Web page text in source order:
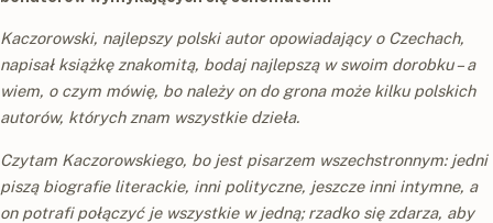
Kaczorowski, najlepszy polski autor opowiadający o Czechach,
napisał książkę znakomitą, bodaj najlepszą w swoim dorobku – a
wiem, o czym mówię, bo należy on do grona może kilku polskich
autorów, których znam wszystkie dzieła.
Czytam Kaczorowskiego, bo jest pisarzem wszechstronnym: jedni
piszą biografie literackie, inni polityczne, jeszcze inni intymne, a
on potrafi połączyć je wszystkie w jedną; rzadko się zdarza, aby